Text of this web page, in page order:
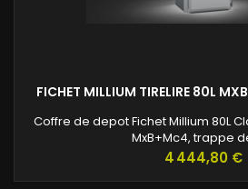
FICHET MILLIUM TIRELIRE 80L
Coffre de depot Fichet Millium 80L
MxB+Mc4, trappe
Prix
4 444,80 €